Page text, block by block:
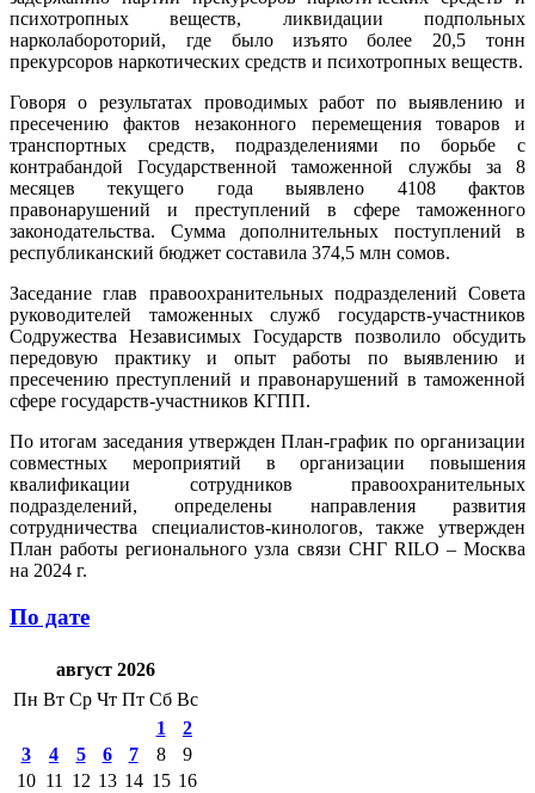
психотропных веществ, ликвидации подпольных
нарколабороторий, где было изъято более 20,5 тонн
прекурсоров наркотических средств и психотропных веществ.
Говоря о результатах проводимых работ по выявлению и
пресечению фактов незаконного перемещения товаров и
транспортных средств, подразделениями по борьбе с
контрабандой Государственной таможенной службы за 8
месяцев текущего года выявлено 4108 фактов
правонарушений и преступлений в сфере таможенного
законодательства. Сумма дополнительных поступлений в
республиканский бюджет составила 374,5 млн сомов.
Заседание глав правоохранительных подразделений Совета
руководителей таможенных служб государств-участников
Содружества Независимых Государств позволило обсудить
передовую практику и опыт работы по выявлению и
пресечению преступлений и правонарушений в таможенной
сфере государств-участников КГПП.
По итогам заседания утвержден План-график по организации
совместных мероприятий в организации повышения
квалификации сотрудников правоохранительных
подразделений, определены направления развития
сотрудничества специалистов-кинологов, также утвержден
План работы регионального узла связи СНГ RILO – Москва
на 2024 г.
По дате
август 2026
Пн Вт Ср Чт Пт Сб Вс
1
2
3
4 5 6 7 8
9
10 11 12 13 14 15 16